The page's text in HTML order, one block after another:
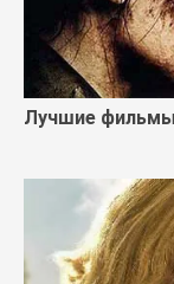
Лучшие